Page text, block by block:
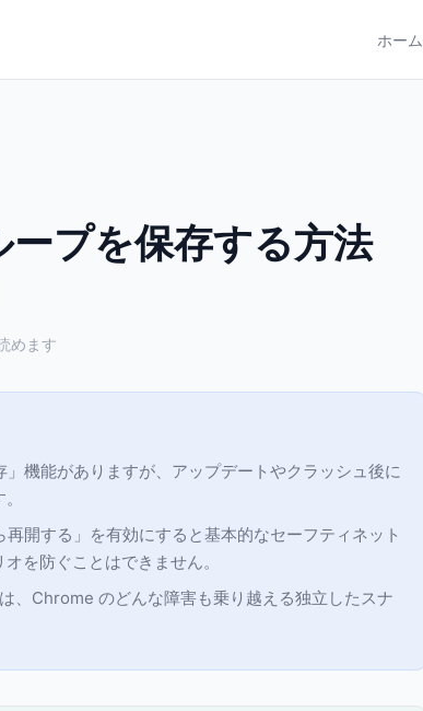
ホーム
プを保存する方法
めます
機能がありますが、アップデートやクラッシュ後に
開する」を有効にすると基本的なセーフティネット
を防ぐことはできません。
、Chrome のどんな障害も乗り越える独立したスナ